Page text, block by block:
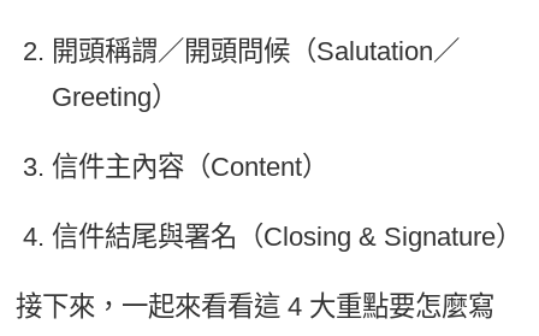
開頭稱謂／開頭問候（Salutation／
Greeting）
信件主內容（Content）
信件結尾與署名（Closing & Signature）
接下來，一起來看看這 4 大重點要怎麼寫